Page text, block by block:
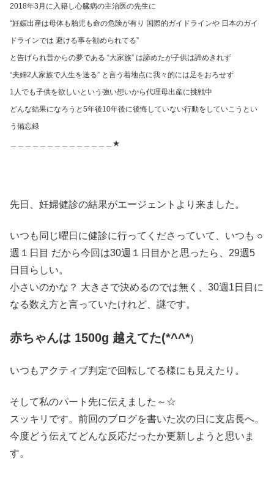
2018年3月に入籍し心臓病の主治医の先生に
“妊娠出産は母体も胎児も命の危険が有り 国際的ガイドラインや 日本のガイ
ドラインでは 避ける事を勧められてる”
と告げられ昔からの夢である “大家族” は諦めたが子供は諦めきれず
“夫婦2人家族で人生を送る” と言う着地点に我々的には足をおろせず
1人でも子供を欲しいという強い想いから代理母出産に挑戦中
どんな結果になろうと5年後10年後に後悔していない行動をしていこうとい
う備忘録
＿＿＿＿＿＿＿＿＿＿＿＿＿＿★
先日、妊婦健診の結果がエージェントより来ました。
いつも同じ曜日に健診に行ってくださっていて、いつも ○
週１日目 だから今回は30週１日目かと思ったら、29週5
日目らしい。
小さいのかな？ 大きさで決めるのでは無く、30週1日目に
なる数え方と言っていたけれど、謎です。
赤ちゃんは 1500g 越えてた(*^^*)
いつもアクティブ判定で回転してる様にも見えたり。
そして私のパート先に伝えました～☆
スッキリです。前回のブログを書いた次の日に支店長へ。
今度どう伝えてどんな反応だったか更新しようと思いま
す。